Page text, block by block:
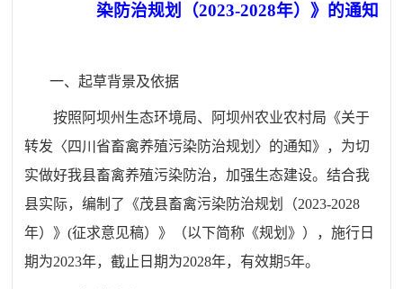
染防治规划（2023-2028年）》的通知
一、起草背景及依据
按照阿坝州生态环境局、阿坝州农业农村局《关于
转发〈四川省畜禽养殖污染防治规划〉的通知》，为切
实做好我县畜禽养殖污染防治，加强生态建设。结合我
县实际，编制了 《茂县畜禽污染防治规划（2023-2028
年）》(征求意见稿）》
（以下简称《规划》），施行日
期为2023年，截止日期为2028年，有效期5年。